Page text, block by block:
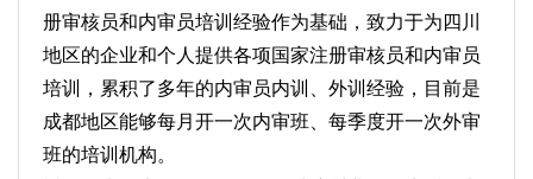
册审核员和内审员培训经验作为基础，致力于为四川
地区的企业和个人提供各项国家注册审核员和内审员
培训，累积了多年的内审员内训、外训经验，目前是
成都地区能够每月开一次内审班、每季度开一次外审
班的培训机构。